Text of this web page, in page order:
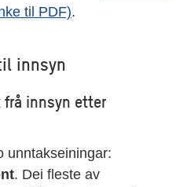
til PDF).
innsyn
frå innsyn etter
unntakseiningar:
. Dei fleste av